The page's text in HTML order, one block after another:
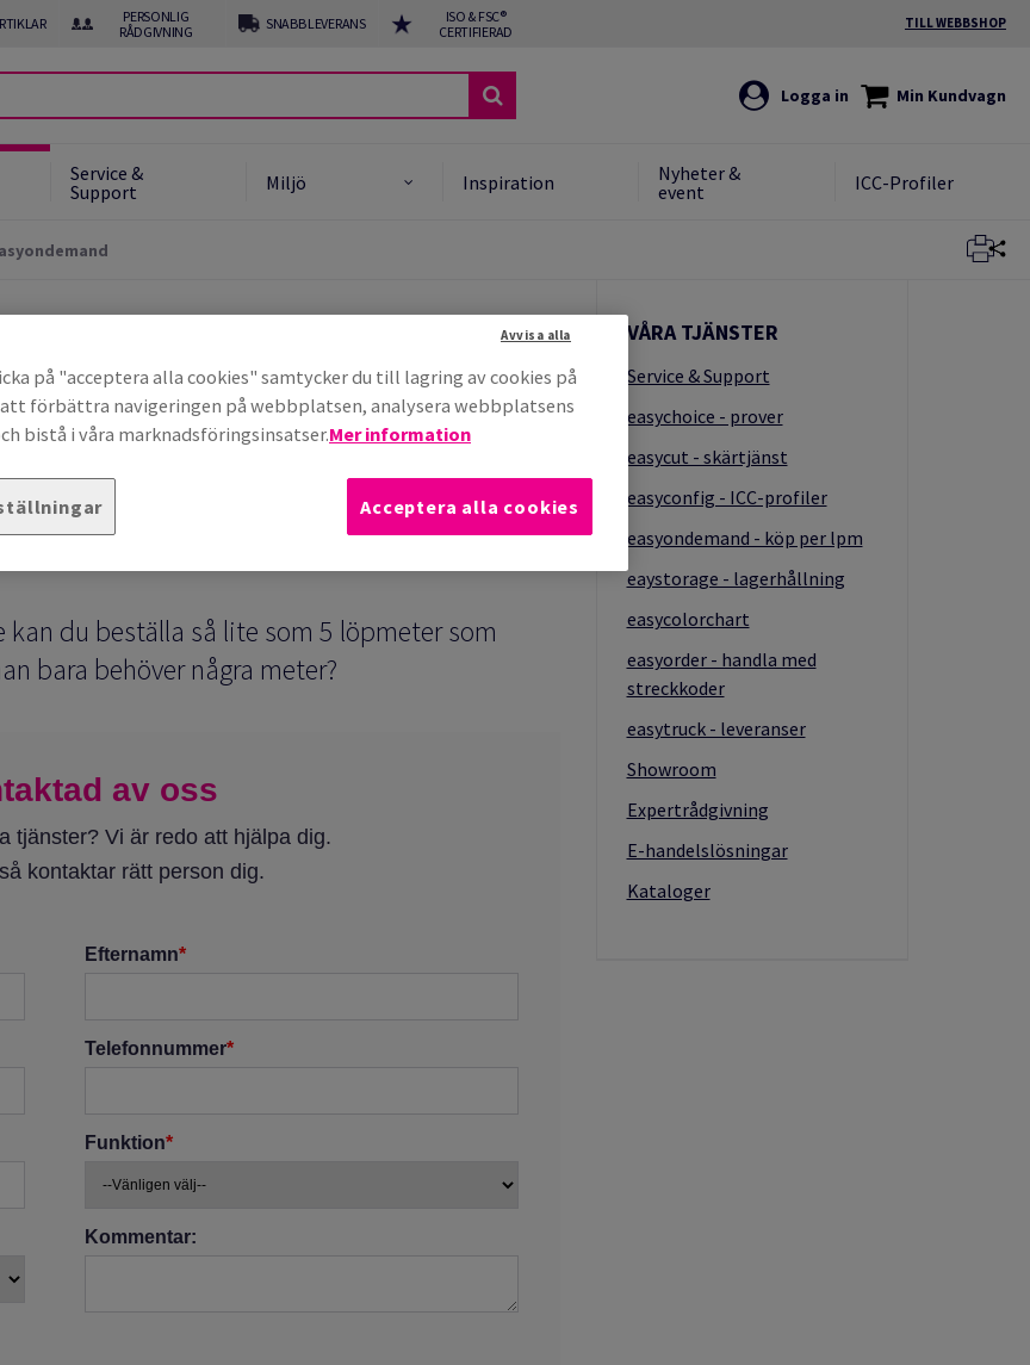
PERSONLIG
RÅDGIVNING
SNABB LEVERANS
ISO & FSC®
CERTIFIERAD
TILL WEBBSHOP
Logga in Min Kundvagn
Service &
Support
Miljö Inspiration
Nyheter &
event
ICC-Profiler
löpmeter du faktiskt
du beställa så lite som 5 löpmeter som
bara behöver några meter?
VÅRA TJÄNSTER
Service & Support
easychoice - prover
easycut - skärtjänst
easyconfig - ICC-profiler
easyondemand - köp per lpm
eaystorage - lagerhållning
easycolorchart
easyorder - handla med
streckkoder
easytruck - leveranser
Showroom
Expertrådgivning
E-handelslösningar
Kataloger
på "acceptera alla cookies" samtycker du till lagring av cookies på
förbättra navigeringen på webbplatsen, analysera webbplatsens
bistå i våra marknadsföringsinsatser.Mer information
Avvisa alla
Acceptera alla cookies